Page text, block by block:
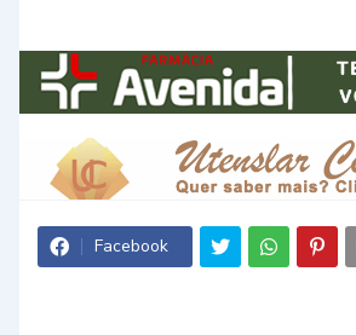
Facebook